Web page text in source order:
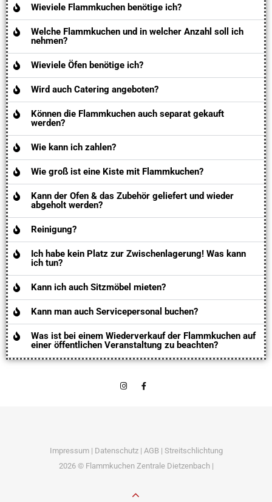
Wieviele Flammkuchen benötige ich?
Welche Flammkuchen und in welcher Anzahl soll ich
nehmen?
Wieviele Öfen benötige ich?
Wird auch Catering angeboten?
Können die Flammkuchen auch separat gekauft
werden?
Wie kann ich zahlen?
Wie groß ist eine Kiste mit Flammkuchen?
Kann der Ofen & das Zubehör geliefert und wieder
abgeholt werden?
Reinigung?
Ich habe kein Platz zur Zwischenlagerung! Was kann
ich tun?
Kann ich auch Sitzmöbel mieten?
Kann man auch Servicepersonal buchen?
Was ist bei einem Wiederverkauf der Flammkuchen auf
einer öffentlichen Veranstaltung zu beachten?
Impressum| Datenschutz| AGB| Streitschlichtung
2026 © Flammkuchen Zentrale Dietzenbach |